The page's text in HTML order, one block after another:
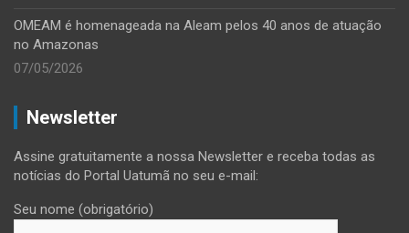
OMEAM é homenageada na Aleam pelos 40 anos de atuação
no Amazonas
07/05/2026
Newsletter
Assine gratuitamente a nossa Newsletter e receba todas as
notícias do Portal Uatumã no seu e-mail:
Seu nome (obrigatório)